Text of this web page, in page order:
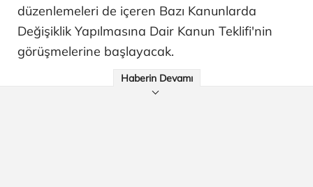
düzenlemeleri de içeren Bazı Kanunlarda
Değişiklik Yapılmasına Dair Kanun Teklifi'nin
görüşmelerine başlayacak.
Haberin Devamı